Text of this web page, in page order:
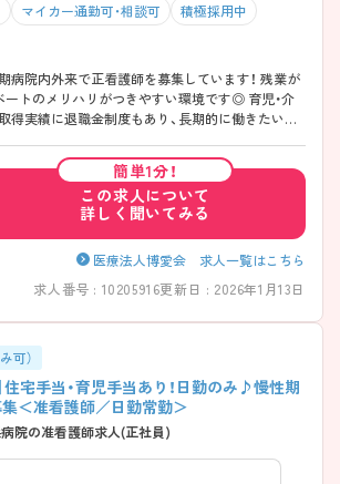
マイカー通勤可・相談可 積極採用中
病院内外来で正看護師を募集しています！ 残業が
ートのメリハリがつきやすい環境です◎ 育児・介
得実績に退職金制度もあり、長期的に働きたい方
絡ください！
簡単1分！
この求人について
詳しく聞いてみる
医療法人博愛会 求人一覧はこちら
求人番号 : 10205916更新日 : 2026年1月13日
可）
住宅手当・育児手当あり！日勤のみ♪慢性期
＜准看護師／日勤常勤＞
院の准看護師求人(正社員)